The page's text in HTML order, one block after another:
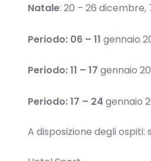
Natale: 20 – 26 dicembre,
Periodo: 06 – 11 gennaio
Periodo: 11 – 17 gennaio
Periodo: 17 – 24 gennaio
A disposizione degli